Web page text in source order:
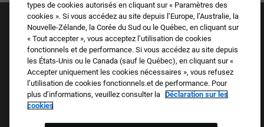
Culture et valeurs
Nos marques
FAQ
types de cookies autorisés en cliquant sur « Paramètres des
cookies ». Si vous accédez au site depuis l’Europe, l’Australie, la
Nouvelle-Zélande, la Corée du Sud ou le Québec, en cliquant sur
« Tout accepter », vous acceptez l’utilisation de cookies
fonctionnels et de performance. Si vous accédez au site depuis
les États-Unis ou le Canada (sauf le Québec), en cliquant sur «
Accepter uniquement les cookies nécessaires », vous refusez
l’utilisation de cookies fonctionnels.et de performance. Pour
plus d’informations, veuillez consulter la Déclaration sur les
cookies